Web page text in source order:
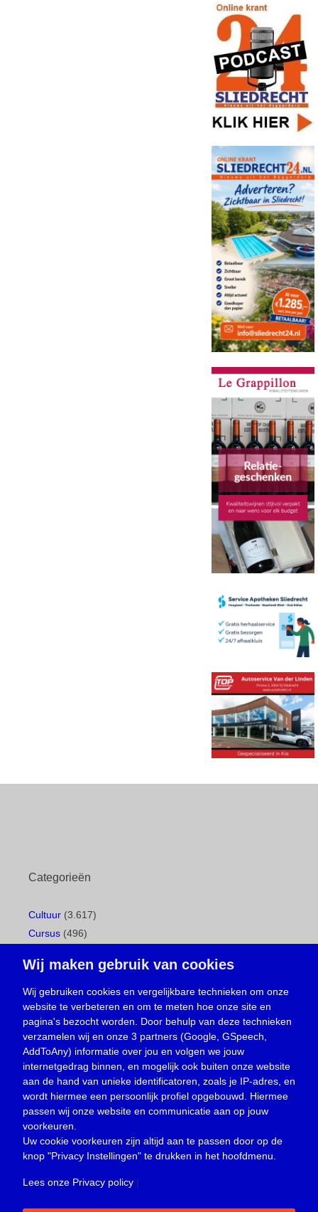
Categorieën
Cultuur (3.617)
Cursus (496)
Gemeentepagina(104)
Ingezonden brief(537)
Media(156)
Nieuws (23.329)
Oproep(734)
Overlijden(39)
Podcast(18)
prijsvraag (5)
Religie (1.438)
Service(226)
Wij maken gebruik van cookies
Wij gebruiken cookies en vergelijkbare technieken om onze
website te verbeteren en om te meten hoe onze site en
pagina's bezocht worden. Door behulp van deze technieken
verzamelen wij en onze 3 partners (Google, GSpeech,
AddToAny) informatie over jou en volgen we jouw
internetgedrag binnen, en mogelijk ook buiten onze website
aan de hand van unieke identificatoren, zoals je IP-adres, en
wordt hiermee een persoonlijk profiel opgebouwd. Hiermee
passen wij onze website en communicatie aan op jouw
voorkeuren.
Uw cookie voorkeuren zijn altijd aan te passen door op de
knop "Privacy Instellingen" te drukken in het hoofdmenu.
Lees onze Privacy policy |